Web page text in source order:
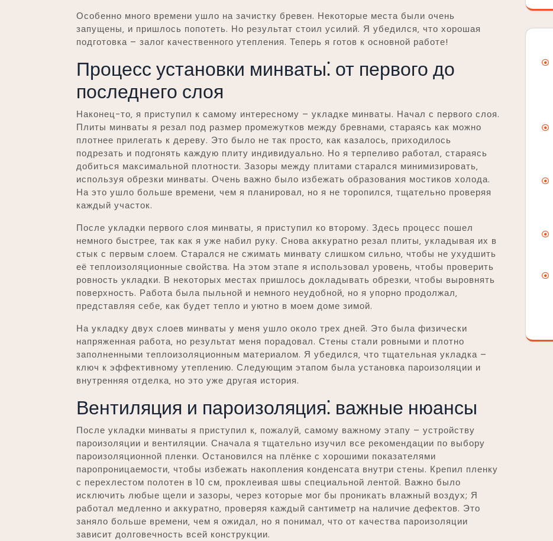
Особенно много времени ушло на зачистку бревен. Некоторые места были очень
запущены‚ и пришлось попотеть. Но результат стоил усилий. Я убедился‚ что хорошая
подготовка – залог качественного утепления. Теперь я готов к основной работе!
Процесс установки минваты⁚ от первого до
последнего слоя
Наконец-то‚ я приступил к самому интересному – укладке минваты. Начал с первого слоя.
Плиты минваты я резал под размер промежутков между бревнами‚ стараясь как можно
плотнее прилегать к дереву. Это было не так просто‚ как казалось‚ приходилось
подрезать и подгонять каждую плиту индивидуально. Но я терпеливо работал‚ стараясь
добиться максимальной плотности. Зазоры между плитами старался минимизировать‚
используя обрезки минваты. Очень важно было избежать образования мостиков холода.
На это ушло больше времени‚ чем я планировал‚ но я не торопился‚ тщательно проверяя
каждый участок.
После укладки первого слоя минваты‚ я приступил ко второму. Здесь процесс пошел
немного быстрее‚ так как я уже набил руку. Снова аккуратно резал плиты‚ укладывая их в
стык с первым слоем. Старался не сжимать минвату слишком сильно‚ чтобы не ухудшить
её теплоизоляционные свойства. На этом этапе я использовал уровень‚ чтобы проверить
ровность укладки. В некоторых местах пришлось докладывать обрезки‚ чтобы выровнять
поверхность. Работа была пыльной и немного неудобной‚ но я упорно продолжал‚
представляя себе‚ как будет тепло и уютно в моем доме зимой.
На укладку двух слоев минваты у меня ушло около трех дней. Это была физически
напряженная работа‚ но результат меня порадовал. Стены стали ровными и плотно
заполненными теплоизоляционным материалом. Я убедился‚ что тщательная укладка –
ключ к эффективному утеплению. Следующим этапом была установка пароизоляции и
внутренняя отделка‚ но это уже другая история.
Вентиляция и пароизоляция⁚ важные нюансы
После укладки минваты я приступил к‚ пожалуй‚ самому важному этапу – устройству
пароизоляции и вентиляции. Сначала я тщательно изучил все рекомендации по выбору
пароизоляционной пленки. Остановился на плёнке с хорошими показателями
паропроницаемости‚ чтобы избежать накопления конденсата внутри стены. Крепил пленку
с перехлестом полотен в 10 см‚ проклеивая швы специальной лентой. Важно было
исключить любые щели и зазоры‚ через которые мог бы проникать влажный воздух; Я
работал медленно и аккуратно‚ проверяя каждый сантиметр на наличие дефектов. Это
заняло больше времени‚ чем я ожидал‚ но я понимал‚ что от качества пароизоляции
зависит долговечность всей конструкции.